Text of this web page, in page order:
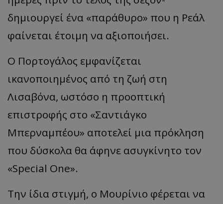
δημιουργεί ένα «παράθυρο» που η Ρεάλ
φαίνεται έτοιμη να αξιοποιήσει.
Ο Πορτογάλος εμφανίζεται
ικανοποιημένος από τη ζωή στη
Λισαβόνα, ωστόσο η προοπτική
επιστροφής στο «Σαντιάγκο
Μπερναμπέου» αποτελεί μια πρόκληση
που δύσκολα θα άφηνε ασυγκίνητο τον
«Special One».
Την ίδια στιγμή, ο Μουρίνιο φέρεται να